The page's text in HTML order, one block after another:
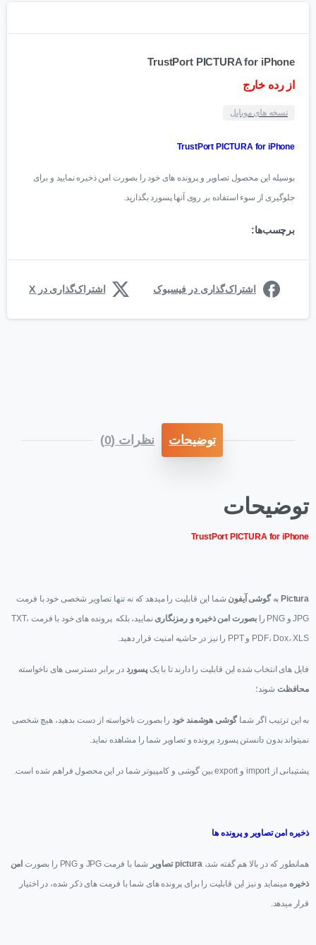
TrustPort PICTURA for iPhone
از رده خارج
نسخه های موبایل
TrustPort PICTURA for iPhone
بوسیله این محصول تصاویر و پرونده های خود را بصورت امن ذخیره نمایید و برای
جلوگیری از سوء استفاده بر روی آنها پسورد بگذارید.
برچسب‌ها:
اشتراک‌گذاری در فیسبوک اشتراک‌گذاری در X
توضیحات نظرات (0)
توضیحات
TrustPort PICTURA for iPhone
Picturaبهگوشی آیفون شما این قابلیت را میدهد که نه تنها تصاویر شخصی خود با فرمت
JPG و PNG را
بصورت امن ذخیره و رمزنگاری
نمایید، بلکه پرونده های خود با فرمت TXT،
PDF، Dox، XLS و PPT را نیز در حاشیه امنیت قرار دهید.
فایل های انتخاب شده این قابلیت را دارند تا با یکپسورد در برابر دسترسی های ناخواسته
محافظت شوند؛
به این ترتیب اگر شما گوشی هوشمند خود را بصورت ناخواسته از دست بدهید، هیچ شخصی
نمیتواند بدون دانستن پسورد پرونده و تصاویر شما را مشاهده نماید.
پشتیبانی از import و export بین گوشی و کامپیوتر شما در این محصول فراهم شده است.
ذخیره امن تصاویر و پرونده ها
همانطور که در بالا هم گفته شد، pictura تصاویر شما با فرمت JPG و PNG را بصورت
امن
ذخیره مینماید و نیز این قابلیت را برای پرونده های شما با فرمت های ذکر شده، در اختیار
قرار میدهد.